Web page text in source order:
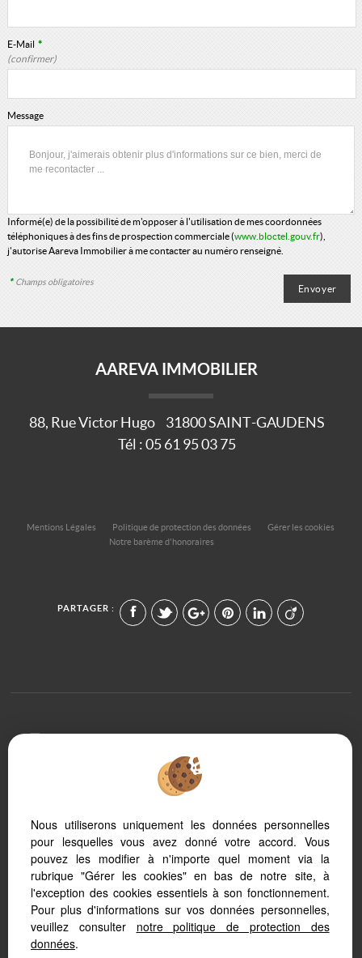
E-Mail *
(confirmer)
Message
Informé(e) de la possibilité de m'opposer à l'utilisation de mes coordonnées
téléphoniques à des fins de prospection commerciale (www.bloctel.gouv.fr),
j'autorise Aareva Immobilier à me contacter au numéro renseigné.
* Champs obligatoires
AAREVA IMMOBILIER
88, Rue Victor Hugo 31800SAINT-GAUDENS
Tél :05 61 95 03 75
Mentions Légales Politique de protection des données
Gérer les cookies
Notre barème d'honoraires
PARTAGER :
votre tablette ou votre smartphone, notre site s'adapte
automatiquement aux différents types d'écrans
Logiciel immobilier
Création site internet
Référencement site immobilier
Nous utiliserons uniquement les données personnelles
pour lesquelles vous avez donné votre accord. Vous
pouvez les modifier à n'importe quel moment via la
rubrique "Gérer les cookies" en bas de notre site, à
l'exception des cookies essentiels à son fonctionnement.
Pour plus d'informations sur vos données personnelles,
veuillez consulter notre politique de protection des
données.